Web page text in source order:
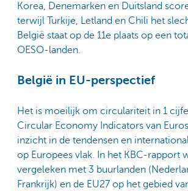
Korea, Denemarken en Duitsland
terwijl Turkije, Letland en Chili het
België staat op de 11e plaats op een
OESO-landen.
België in EU-perspectief
Het is moeilijk om circulariteit in 1
Circular Economy Indicators van
inzicht in de tendensen en
op Europees vlak. In het KBC-rapport
vergeleken met 3 buurlanden
Frankrijk) en de EU27 op het gebied